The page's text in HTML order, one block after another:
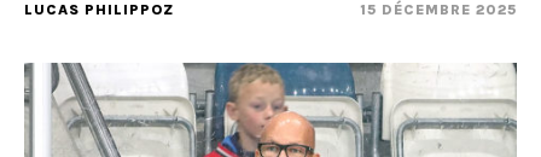
LUCAS PHILIPPOZ 15 DÉCEMBRE 2025